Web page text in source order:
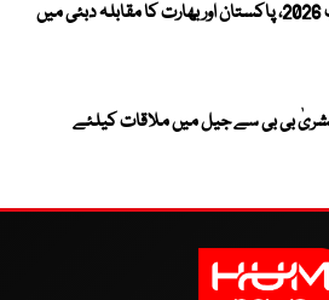
ویمنز ایشیا کپ 2026، پاکستان اور بھارت کا مقابلہ دبئی میں
بشریٰ بی بی سے جیل میں ملاقات کیلئے